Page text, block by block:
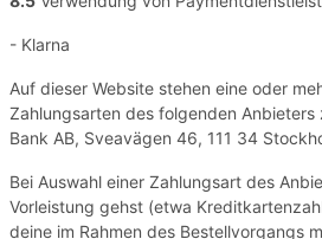
- Klarna
Auf dieser Website stehen eine oder
Zahlungsarten des folgenden Anbieters
Bank AB, Sveavägen 46, 111 34
Bei Auswahl einer Zahlungsart des
Vorleistung gehst (etwa
deine im Rahmen des Bestellvorgangs